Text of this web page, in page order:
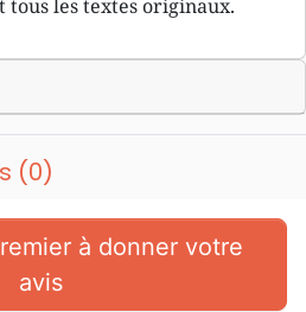
les textes originaux.
(0)
avis